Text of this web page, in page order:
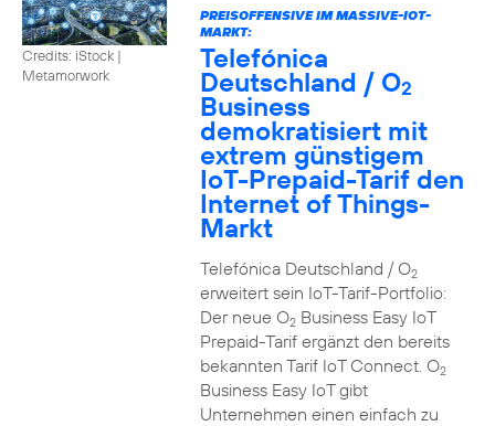
Credits: iStock |
Metamorwork
PREISOFFENSIVE IM MASSIVE-IOT-
MARKT:
Telefónica
Deutschland / O2
Business
demokratisiert mit
extrem günstigem
IoT-Prepaid-Tarif den
Internet of Things-
Markt
Telefónica Deutschland / O2
erweitert sein IoT-Tarif-Portfolio:
Der neue O2Business Easy IoT
Prepaid-Tarif ergänzt den bereits
bekannten Tarif IoT Connect. O2
Business Easy IoT gibt
Unternehmen einen einfach zu